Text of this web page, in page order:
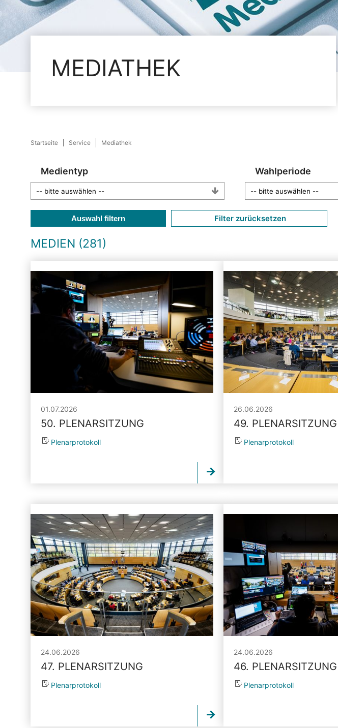
MEDIATHEK
Startseite Service Mediathek
Medientyp Wahlperiode
Auswahl filtern Filter zurücksetzen
MEDIEN (281)
01.07.2026
50. PLENARSITZUNG
Plenarprotokoll
26.06.2026
49. PLENARSITZUNG
Plenarprotokoll
24.06.2026
47. PLENARSITZUNG
Plenarprotokoll
24.06.2026
46. PLENARSITZUNG
Plenarprotokoll